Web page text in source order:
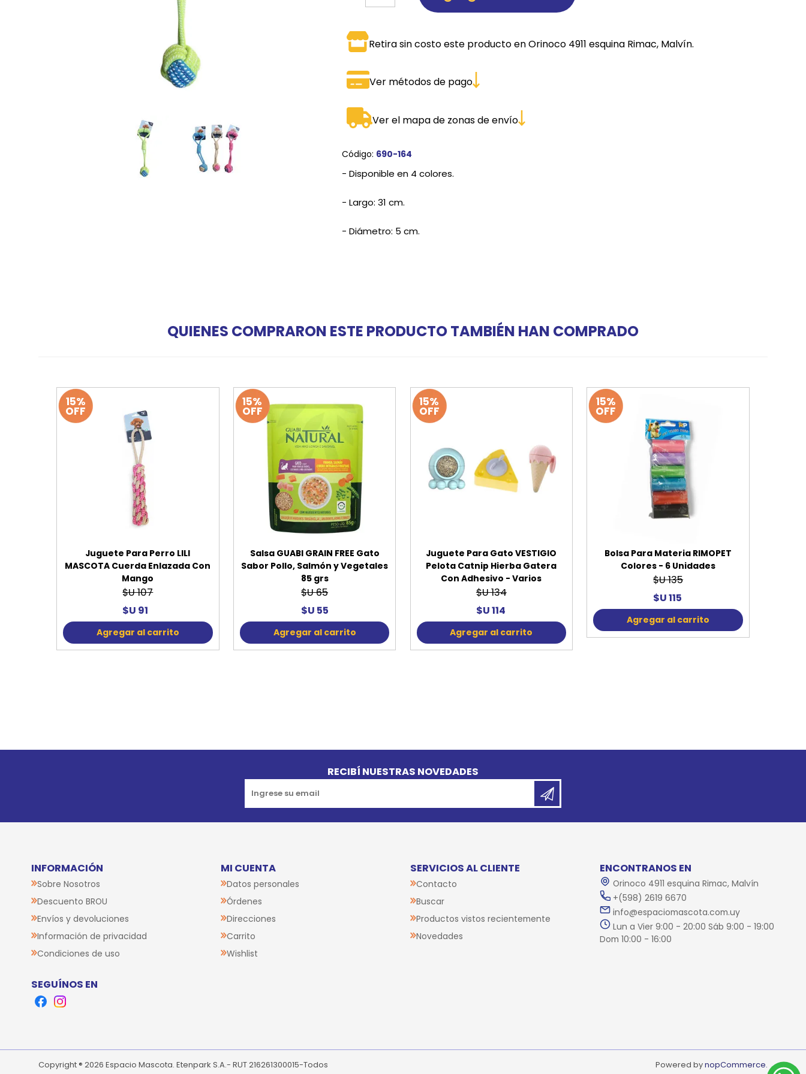
JUGUETES
COMEDEROS Y BEBEDEROS
ROPA
THREE DOGS
Ver todas
Retira sin costo este producto en Orinoco 4911 esquina Rimac, Malvín.
Ver métodos de pago
Ver el mapa de zonas de envío
Código: 690-164
- Disponible en 4 colores.
- Largo: 31 cm.
- Diámetro: 5 cm.
QUIENES COMPRARON ESTE PRODUCTO TAMBIÉN HAN COMPRADO
15%
OFF
Juguete Para Perro LILI
MASCOTA Cuerda Enlazada Con
Mango
$U 107
$U 91
Agregar al carrito
15%
OFF
Salsa GUABI GRAIN FREE Gato
Sabor Pollo, Salmón y Vegetales
85 grs
$U 65
$U 55
Agregar al carrito
15%
OFF
Juguete Para Gato VESTIGIO
Pelota Catnip Hierba Gatera
Con Adhesivo - Varios
$U 134
$U 114
Agregar al carrito
15%
OFF
Bolsa Para Materia RIMOPET
Colores - 6 Unidades
$U 135
$U 115
Agregar al carrito
RECIBÍ NUESTRAS NOVEDADES
INFORMACIÓN
Sobre Nosotros
Descuento BROU
Envíos y devoluciones
Información de privacidad
Condiciones de uso
MI CUENTA
Datos personales
Órdenes
Direcciones
Carrito
Wishlist
SERVICIOS AL CLIENTE
Contacto
Buscar
Productos vistos recientemente
Novedades
ENCONTRANOS EN
Orinoco 4911 esquina Rimac, Malvín
+(598) 2619 6670
info@espaciomascota.com.uy
Lun a Vier 9:00 - 20:00 Sáb 9:00 - 19:00
Dom 10:00 - 16:00
SEGUÍNOS EN
FacebookInstagram
Copyright ® 2026 Espacio Mascota. Etenpark S.A.- RUT 216261300015-Todos
Powered bynopCommerce.